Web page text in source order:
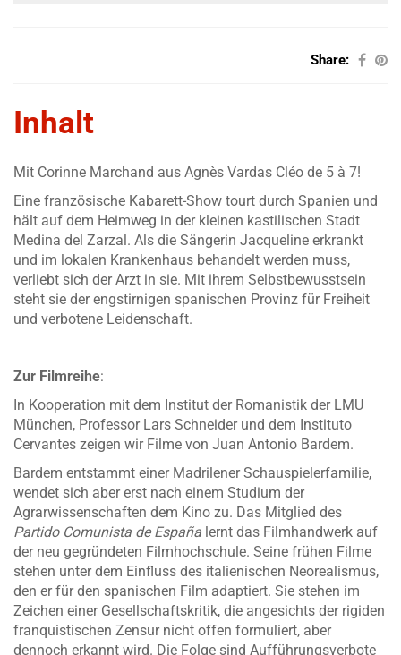
Share:
Inhalt
Mit Corinne Marchand aus Agnès Vardas Cléo de 5 à 7!
Eine französische Kabarett-Show tourt durch Spanien und
hält auf dem Heimweg in der kleinen kastilischen Stadt
Medina del Zarzal. Als die Sängerin Jacqueline erkrankt
und im lokalen Krankenhaus behandelt werden muss,
verliebt sich der Arzt in sie. Mit ihrem Selbstbewusstsein
steht sie der engstirnigen spanischen Provinz für Freiheit
und verbotene Leidenschaft.
Zur Filmreihe:
In Kooperation mit dem Institut der Romanistik der LMU
München, Professor Lars Schneider und dem Instituto
Cervantes zeigen wir Filme von Juan Antonio Bardem.
Bardem entstammt einer Madrilener Schauspielerfamilie,
wendet sich aber erst nach einem Studium der
Agrarwissenschaften dem Kino zu. Das Mitglied des
Partido Comunista de España lernt das Filmhandwerk auf
der neu gegründeten Filmhochschule. Seine frühen Filme
stehen unter dem Einfluss des italienischen Neorealismus,
den er für den spanischen Film adaptiert. Sie stehen im
Zeichen einer Gesellschaftskritik, die angesichts der rigiden
franquistischen Zensur nicht offen formuliert, aber
dennoch erkannt wird. Die Folge sind Aufführungsverbote